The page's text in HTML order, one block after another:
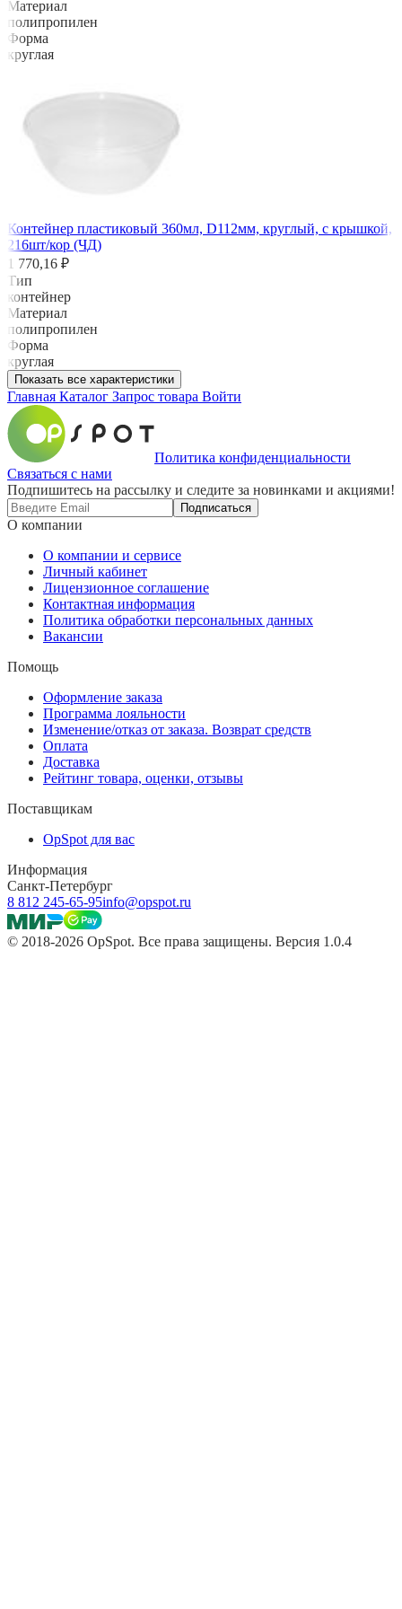
Материал
полипропилен
Форма
круглая
Контейнер пластиковый 360мл, D112мм, круглый, с крышкой,
216шт/кор (ЧД)
1 770,16 ₽
Тип
контейнер
Материал
полипропилен
Форма
круглая
Показать все характеристики
Главная Каталог Запрос товара Войти
Политика конфиденциальности
Связаться с нами
Подпишитесь на рассылку и следите за новинками и акциями!
Подписаться
О компании
О компании и сервисе
Личный кабинет
Лицензионное соглашение
Контактная информация
Политика обработки персональных данных
Вакансии
Помощь
Оформление заказа
Программа лояльности
Изменение/отказ от заказа. Возврат средств
Оплата
Доставка
Рейтинг товара, оценки, отзывы
Поставщикам
OpSpot для вас
Информация
Санкт-Петербург
8 812 245-65-95info@opspot.ru
© 2018-2026 OpSpot. Все права защищены. Версия 1.0.4